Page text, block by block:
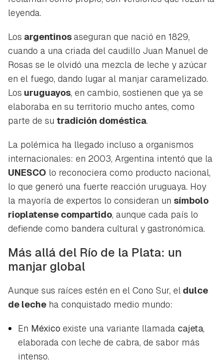
leyenda.
Los argentinosaseguran que nació en 1829,
cuando a una criada del caudillo Juan Manuel de
Rosas se le olvidó una mezcla de leche y azúcar
en el fuego, dando lugar al manjar caramelizado.
Los uruguayos, en cambio, sostienen que ya se
elaboraba en su territorio mucho antes, como
parte de su tradición doméstica.
La polémica ha llegado incluso a organismos
internacionales: en 2003, Argentina intentó que la
UNESCO lo reconociera como producto nacional,
lo que generó una fuerte reacción uruguaya. Hoy
la mayoría de expertos lo consideran un símbolo
rioplatense compartido, aunque cada país lo
defiende como bandera cultural y gastronómica.
Más allá del Río de la Plata: un
manjar global
Aunque sus raíces estén en el Cono Sur, el dulce
de leche ha conquistado medio mundo:
En México existe una variante llamada cajeta,
elaborada con leche de cabra, de sabor más
intenso.